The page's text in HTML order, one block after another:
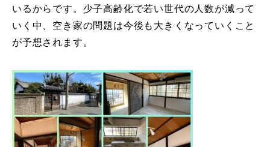
いるからです。少子高齢化で若い世代の人数が減って
いく中、空き家の問題は今後も大きくなっていくこと
が予想されます。